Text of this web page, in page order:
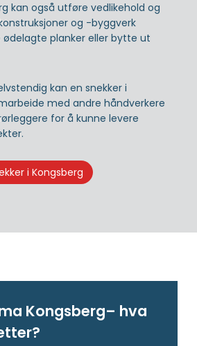
kan også utføre vedlikehold og
og -byggverk
planker eller bytte ut
kan en snekker i
med andre håndverkere
for å kunne levere
i Kongsberg
Kongsberg– hva